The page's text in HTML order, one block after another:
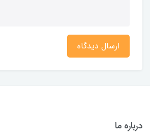
ارسال دیدگاه
درباره ما